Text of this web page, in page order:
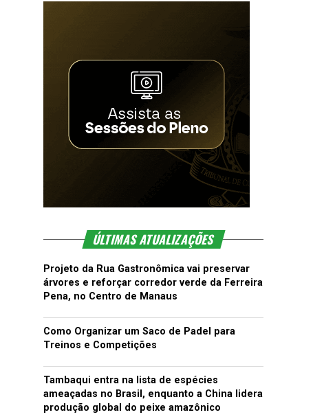
ÚLTIMAS ATUALIZAÇÕES
Projeto da Rua Gastronômica vai preservar
árvores e reforçar corredor verde da Ferreira
Pena, no Centro de Manaus
Como Organizar um Saco de Padel para
Treinos e Competições
Tambaqui entra na lista de espécies
ameaçadas no Brasil, enquanto a China lidera
produção global do peixe amazônico